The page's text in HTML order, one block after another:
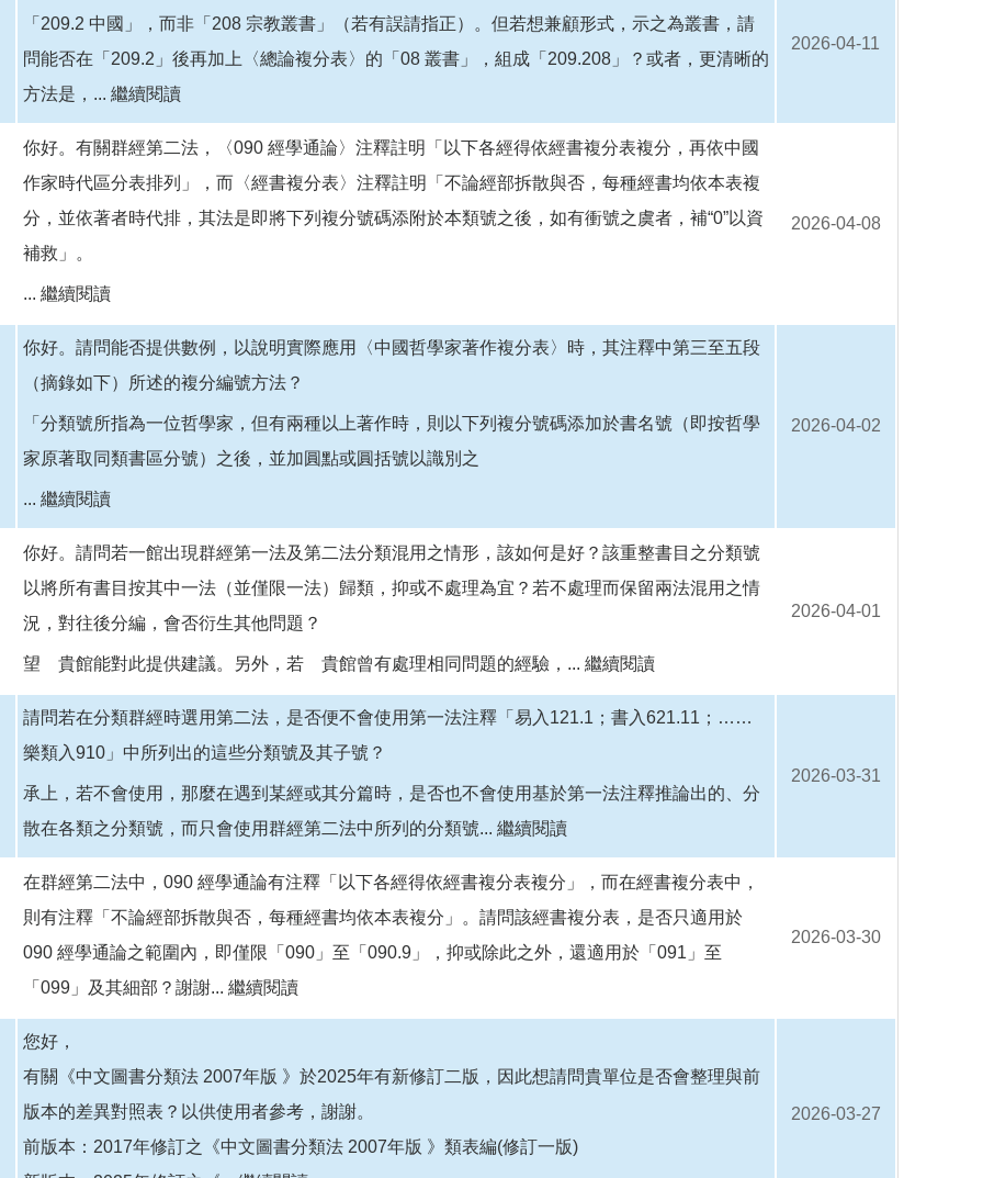
「209.2 中國」，而非「208 宗教叢書」（若有誤請指正）。但若想兼顧形式，示之為叢書，請
問能否在「209.2」後再加上〈總論複分表〉的「08 叢書」，組成「209.208」？或者，更清晰的
方法是，... 繼續閱讀
2026-04-11
你好。有關群經第二法，〈090 經學通論〉注釋註明「以下各經得依經書複分表複分，再依中國
作家時代區分表排列」，而〈經書複分表〉注釋註明「不論經部拆散與否，每種經書均依本表複
分，並依著者時代排，其法是即將下列複分號碼添附於本類號之後，如有衝號之虞者，補“0”以資
補救」。
... 繼續閱讀
2026-04-08
你好。請問能否提供數例，以說明實際應用〈中國哲學家著作複分表〉時，其注釋中第三至五段
（摘錄如下）所述的複分編號方法？
「分類號所指為一位哲學家，但有兩種以上著作時，則以下列複分號碼添加於書名號（即按哲學
家原著取同類書區分號）之後，並加圓點或圓括號以識別之
... 繼續閱讀
2026-04-02
你好。請問若一館出現群經第一法及第二法分類混用之情形，該如何是好？該重整書目之分類號
以將所有書目按其中一法（並僅限一法）歸類，抑或不處理為宜？若不處理而保留兩法混用之情
況，對往後分編，會否衍生其他問題？
望 貴館能對此提供建議。另外，若 貴館曾有處理相同問題的經驗，... 繼續閱讀
2026-04-01
請問若在分類群經時選用第二法，是否便不會使用第一法注釋「易入121.1；書入621.11；……
樂類入910」中所列出的這些分類號及其子號？
承上，若不會使用，那麼在遇到某經或其分篇時，是否也不會使用基於第一法注釋推論出的、分
散在各類之分類號，而只會使用群經第二法中所列的分類號... 繼續閱讀
2026-03-31
在群經第二法中，090 經學通論有注釋「以下各經得依經書複分表複分」，而在經書複分表中，
則有注釋「不論經部拆散與否，每種經書均依本表複分」。請問該經書複分表，是否只適用於
090 經學通論之範圍內，即僅限「090」至「090.9」，抑或除此之外，還適用於「091」至
「099」及其細部？謝謝... 繼續閱讀
2026-03-30
您好，
有關《中文圖書分類法 2007年版 》於2025年有新修訂二版，因此想請問貴單位是否會整理與前
版本的差異對照表？以供使用者參考，謝謝。
前版本：2017年修訂之《中文圖書分類法 2007年版 》類表編(修訂一版)
2026-03-27